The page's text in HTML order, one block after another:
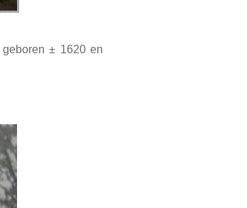
geboren ± 1620 en